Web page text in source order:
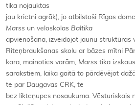
tika nojauktas
jau krietni agrāk), jo atbilstoši Rīgas
Marss un veloskolas Baltika
apvienošana, izveidojot jaunu struktūras
Riteņbraukšanas skolu ar bāzes mītni
kara, mainoties varām, Marss tika
sarakstiem, laika gaitā to pārdēvējot
te par Daugavas CRK, te
bez likteņupes nosaukuma. Vēsturiskais